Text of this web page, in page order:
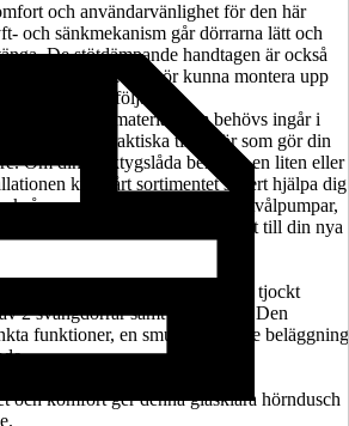
och användarvänlighet för den här
och sänkmekanism går dörrarna lätt och
De stötdämpande handtagen är också
hemmafixare bör kunna montera upp
av den medföljande
monteringsmaterial som behövs ingår i
hittar du praktiska tillbehör som gör din
Om din verktygslåda behöver en liten eller
kan vårt sortimentet säkert hjälpa dig
massor av accessoarer som tvålpumpar,
i lager som passar perfekt till din nya
Jungborn är tillverkad av 8 mm tjockt
2 svängdörrar samt en fast del. Den
funktioner, en smutsavvisande beläggning
och komfort ger denna glasklara hörndusch